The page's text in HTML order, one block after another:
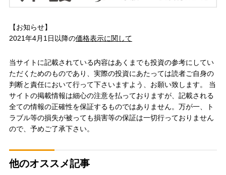
【お知らせ】
2021年4月1日以降の価格表示に関して
当サイトに記載されている内容はあくまでも投資の参考にしてい
ただくためのものであり、実際の投資にあたっては読者ご自身の
判断と責任において行って下さいますよう、お願い致します。 当
サイトの掲載情報は細心の注意を払っておりますが、記載される
全ての情報の正確性を保証するものではありません。万が一、ト
ラブル等の損失が被っても損害等の保証は一切行っておりません
ので、予めご了承下さい。
他のオススメ記事